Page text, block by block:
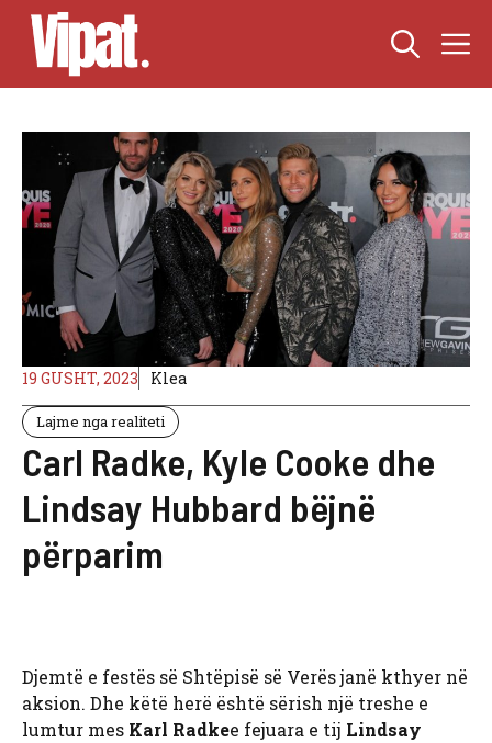
Skip
content
19 GUSHT, 2023 Klea
Lajme nga realiteti
Carl Radke, Kyle Cooke dhe
Lindsay Hubbard bëjnë
përparim
Djemtë e festës së Shtëpisë së Verës janë kthyer në
aksion. Dhe këtë herë është sërish një treshe e
lumtur mes Karl Radkee fejuara e tij Lindsay